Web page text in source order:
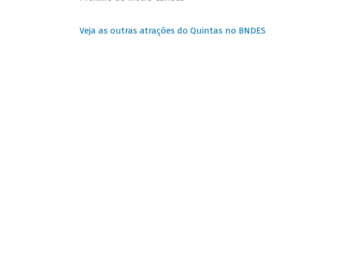
Veja as outras atrações do Quintas no BNDES